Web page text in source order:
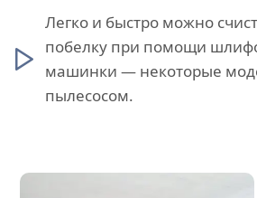
Легко и быстро можно
побелку при помощи
машинки — некоторые
пылесосом.